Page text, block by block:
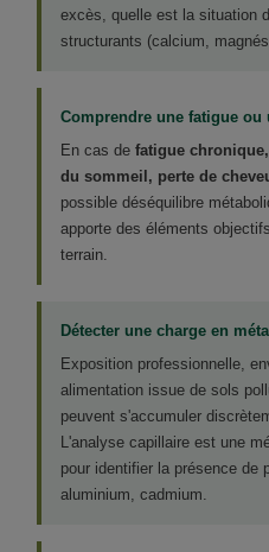
excès, quelle est la situation
structurants (calcium,
Comprendre une fatigue
En cas de fatigue
du sommeil, perte de
possible déséquilibre
apporte des éléments
terrain.
Détecter une charge en
Exposition professionnelle,
alimentation issue de sols
peuvent s'accumuler
L'analyse capillaire est une
pour identifier la présence de
aluminium, cadmium.